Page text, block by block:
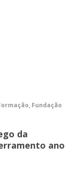
Fundação
da
ano